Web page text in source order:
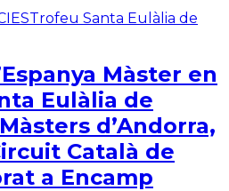
Trofeu Santa Eulàlia de
Màster en
Eulàlia de
d’Andorra,
Català de
a Encamp